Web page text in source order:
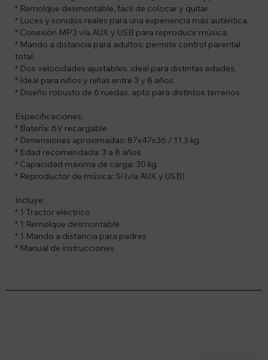
* Remolque desmontable, fácil de colocar y quitar.
* Luces y sonidos reales para una experiencia más auténtica.
* Conexión MP3 vía AUX y USB para reproducir música.
* Mando a distancia para adultos: permite control parental
total.
* Dos velocidades ajustables, ideal para distintas edades.
* Ideal para niños y niñas entre 3 y 8 años.
* Diseño robusto de 6 ruedas, apto para distintos terrenos.
Especificaciones:
* Batería: 6V recargable
* Dimensiones aproximadas: 87x47x36 / 11.3 kg
* Edad recomendada: 3 a 8 años
* Capacidad máxima de carga: 30 kg
* Reproductor de música: Sí (vía AUX y USB)
Incluye:
* 1 Tractor eléctrico
* 1 Remolque desmontable
* 1 Mando a distancia para padres
* Manual de instrucciones